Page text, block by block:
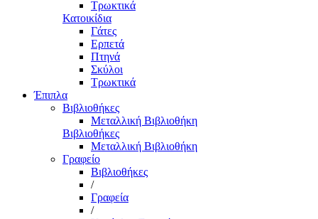
Τρωκτικά
Κατοικίδια
Γάτες
Ερπετά
Πτηνά
Σκύλοι
Τρωκτικά
Έπιπλα
Βιβλιοθήκες
Μεταλλική Βιβλιοθήκη
Βιβλιοθήκες
Μεταλλική Βιβλιοθήκη
Γραφείο
Βιβλιοθήκες
/
Γραφεία
/